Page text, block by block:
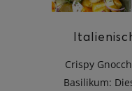
Crispy
Basilikum: